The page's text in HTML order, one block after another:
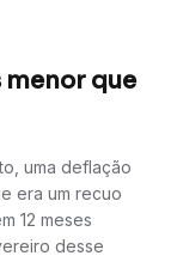
menor que
uma deflação
era um recuo
12 meses
desse